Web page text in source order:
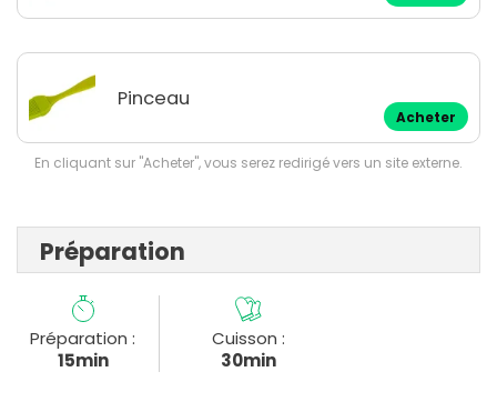
Pinceau
Acheter
En cliquant sur "Acheter", vous serez redirigé vers un site externe.
Préparation
Préparation :
15min
Cuisson :
30min